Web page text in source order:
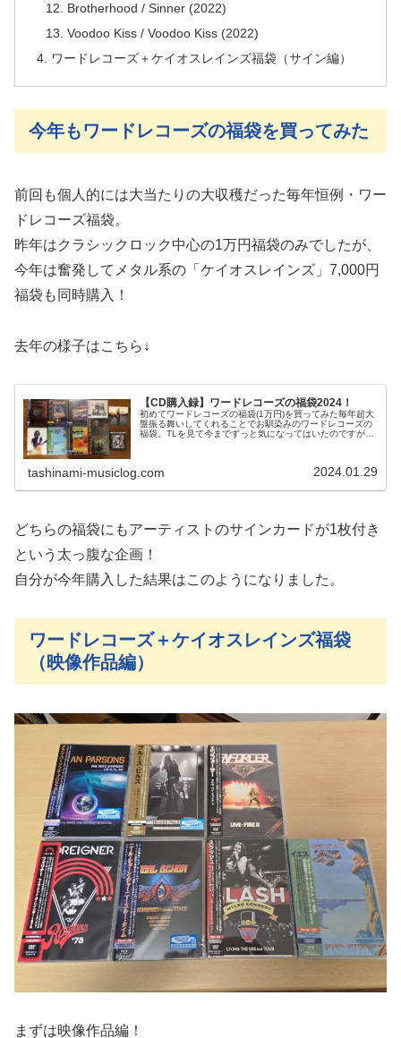
Brotherhood / Sinner (2022)
Voodoo Kiss / Voodoo Kiss (2022)
ワードレコーズ＋ケイオスレインズ福袋（サイン編）
今年もワードレコーズの福袋を買ってみた
前回も個人的には大当たりの大収穫だった毎年恒例・ワー
ドレコーズ福袋。
昨年はクラシックロック中心の1万円福袋のみでしたが、
今年は奮発してメタル系の「ケイオスレインズ」7,000円
福袋も同時購入！
去年の様子はこちら↓
【CD購入録】ワードレコーズの福袋2024！
初めてワードレコーズの福袋(1万円)を買ってみた毎年超大
盤振る舞いしてくれることでお馴染みのワードレコーズの
福袋。TLを見て今までずっと気になってはいたのですが、
tashinami-musiclog.com 2024.01.29
どちらの福袋にもアーティストのサインカードが1枚付き
という太っ腹な企画！
自分が今年購入した結果はこのようになりました。
ワードレコーズ＋ケイオスレインズ福袋
（映像作品編）
まずは映像作品編！